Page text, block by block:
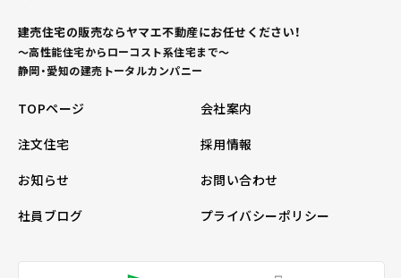
建売住宅の販売ならヤマエ不動産にお任せください！
～高性能住宅からローコスト系住宅まで～
静岡・愛知の建売トータルカンパニー
TOPページ
会社案内
注文住宅
採用情報
お知らせ
お問い合わせ
社員ブログ
プライバシーポリシー